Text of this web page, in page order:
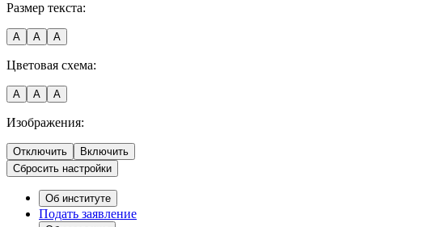
Размер текста:
A A A
Цветовая схема:
A A A
Изображения:
Отключить
Включить
Сбросить настройки
Об институте
Подать заявление